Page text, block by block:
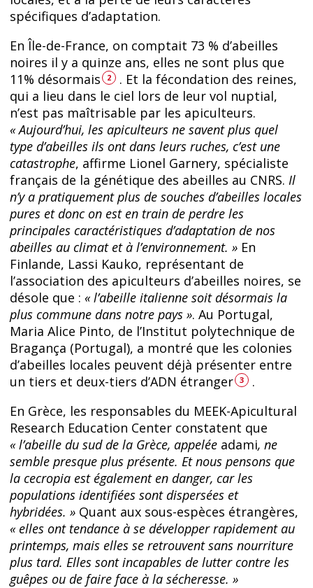
spécifiques d’adaptation.
En Île-de-France, on comptait 73 % d’abeilles
noires il y a quinze ans, elles ne sont plus que
11% désormais
2
. Et la fécondation des reines,
qui a lieu dans le ciel lors de leur vol nuptial,
n’est pas maîtrisable par les apiculteurs.
« Aujourd’hui, les apiculteurs ne savent plus quel
type d’abeilles ils ont dans leurs ruches, c’est une
catastrophe, affirme Lionel Garnery, spécialiste
français de la génétique des abeilles au CNRS. Il
n’y a pratiquement plus de souches d’abeilles locales
pures et donc on est en train de perdre les
principales caractéristiques d’adaptation de nos
abeilles au climat et à l’environnement. » En
Finlande, Lassi Kauko, représentant de
l’association des apiculteurs d’abeilles noires, se
désole que : « l’abeille italienne soit désormais la
plus commune dans notre pays ». Au Portugal,
Maria Alice Pinto, de l’Institut polytechnique de
Bragança (Portugal), a montré que les colonies
d’abeilles locales peuvent déjà présenter entre
un tiers et deux-tiers d’ADN étranger 3
.
En Grèce, les responsables du MEEK-Apicultural
Research Education Center constatent que
« l’abeille du sud de la Grèce, appelée adami, ne
semble presque plus présente. Et nous pensons que
la cecropia est également en danger, car les
populations identifiées sont dispersées et
hybridées. » Quant aux sous-espèces étrangères,
« elles ont tendance à se développer rapidement au
printemps, mais elles se retrouvent sans nourriture
plus tard. Elles sont incapables de lutter contre les
guêpes ou de faire face à la sécheresse. »